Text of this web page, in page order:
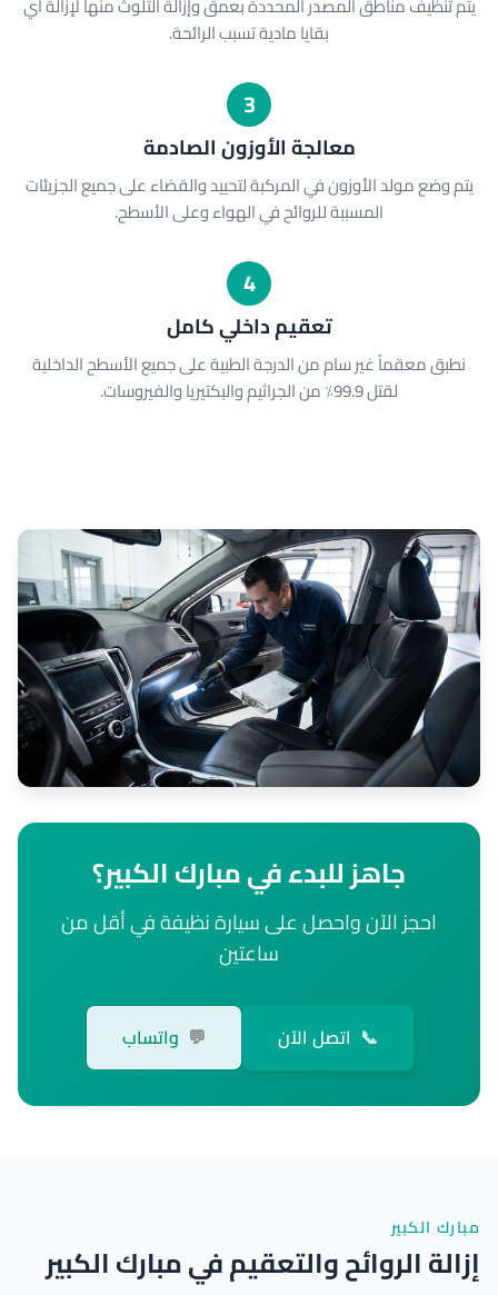
بقايا مادية تسبب الرائحة.
3
معالجة الأوزون الصادمة
يتم وضع مولد الأوزون في المركبة لتحييد والقضاء على جميع الجزيئات
المسببة للروائح في الهواء وعلى الأسطح.
4
تعقيم داخلي كامل
نطبق معقماً غير سام من الدرجة الطبية على جميع الأسطح الداخلية
لقتل 99.9٪ من الجراثيم والبكتيريا والفيروسات.
جاهز للبدء في مبارك الكبير؟
احجز الآن واحصل على سيارة نظيفة في أقل من
ساعتين
📞 اتصل الآن 💬 واتساب
مبارك الكبير
إزالة الروائح والتعقيم في مبارك الكبير